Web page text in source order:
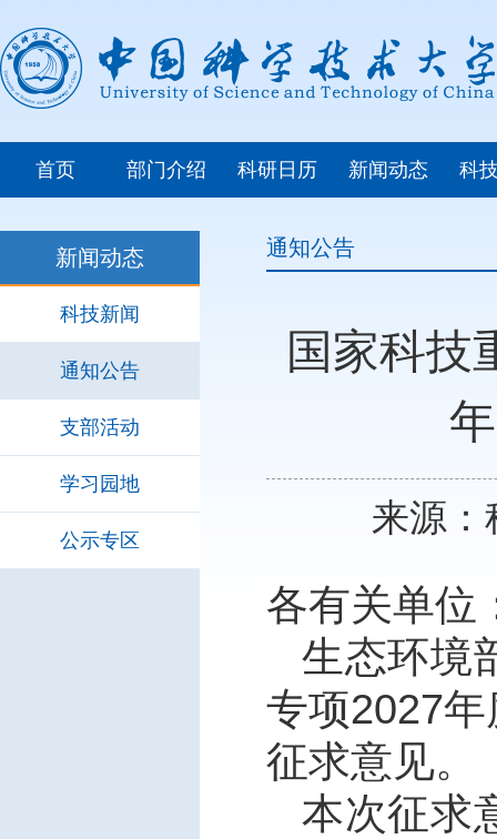
首页 部门介绍 科研日历 新闻动态 科
新闻动态
科技新闻
通知公告
支部活动
学习园地
公示专区
通知公告
国家科技
来源：
各有关单位
生态环境
专项2027年
征求意见。
本次征求